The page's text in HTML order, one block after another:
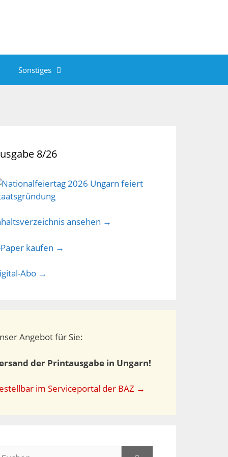
Sonstiges
8/26
ansehen →
Paper kaufen →
Abo →
Angebot für Sie:
der Printausgabe in Ungarn!
im Serviceportal der BAZ →